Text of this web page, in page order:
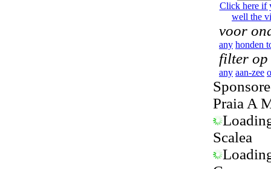
Click here if
well the
voor
any honden
filter
any aan-zee
Praia A
Scalea